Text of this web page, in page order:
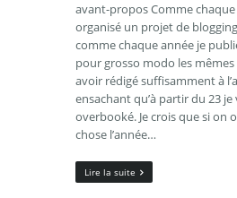
avant-propos Comme
organisé un projet de
comme chaque année je
pour grosso modo les mêmes
avoir rédigé suffisamment à
ensachant qu’à partir du 23 je
overbooké. Je crois que si on
chose l’année…
Lire la suite